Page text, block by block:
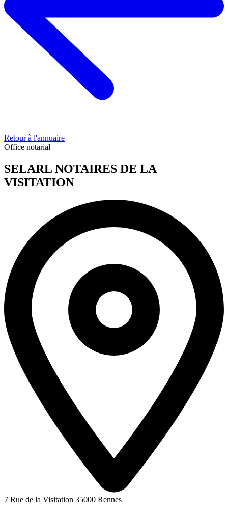
Retour à l'annuaire
Office notarial
SELARL NOTAIRES DE LA
VISITATION
7 Rue de la Visitation 35000 Rennes